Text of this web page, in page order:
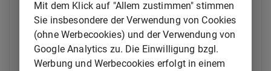
1.
mögliche neurologische und
gesundheitliche Schäden bei einem
Konsum von Cannabis im Alter von unter
25 Jahren,
Mit dem Klick auf "Allem zustimmen" stimmen
Sie insbesondere der Verwendung von Cookies
(ohne Werbecookies) und der Verwendung von
Google Analytics zu. Die Einwilligung bzgl.
Werbung und Werbecookies erfolgt in einem